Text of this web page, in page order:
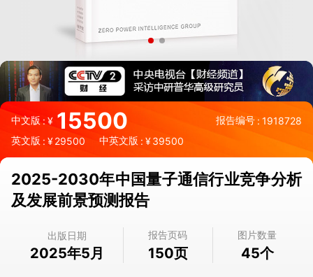
中文版:¥ 15500 报告编号 : 1918728
英文版 : ¥29500 中英文版 : ¥39500
2025-2030年中国量子通信行业竞争分析
及发展前景预测报告
出版日期
2025年5月
报告页码
150页
图片数量
45个
27年研究经验，深度洞察行业驱动力
多元化、高学历的实战型精英团队